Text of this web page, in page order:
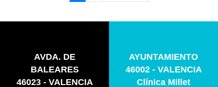
AVDA. DE
BALEARES
46023 - VALENCIA
AYUNTAMIENTO
46002 - VALENCIA
Clínica Millet